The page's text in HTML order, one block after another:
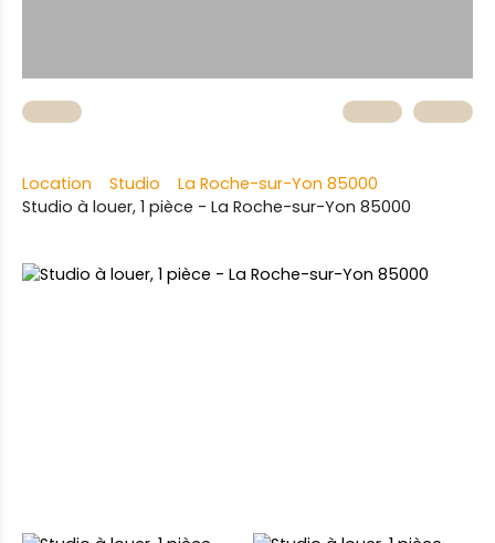
Location Studio
La Roche-sur-Yon 85000
Studio à louer, 1 pièce - La Roche-sur-Yon 85000